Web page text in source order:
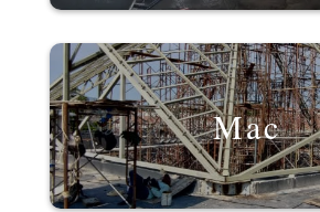
Mac